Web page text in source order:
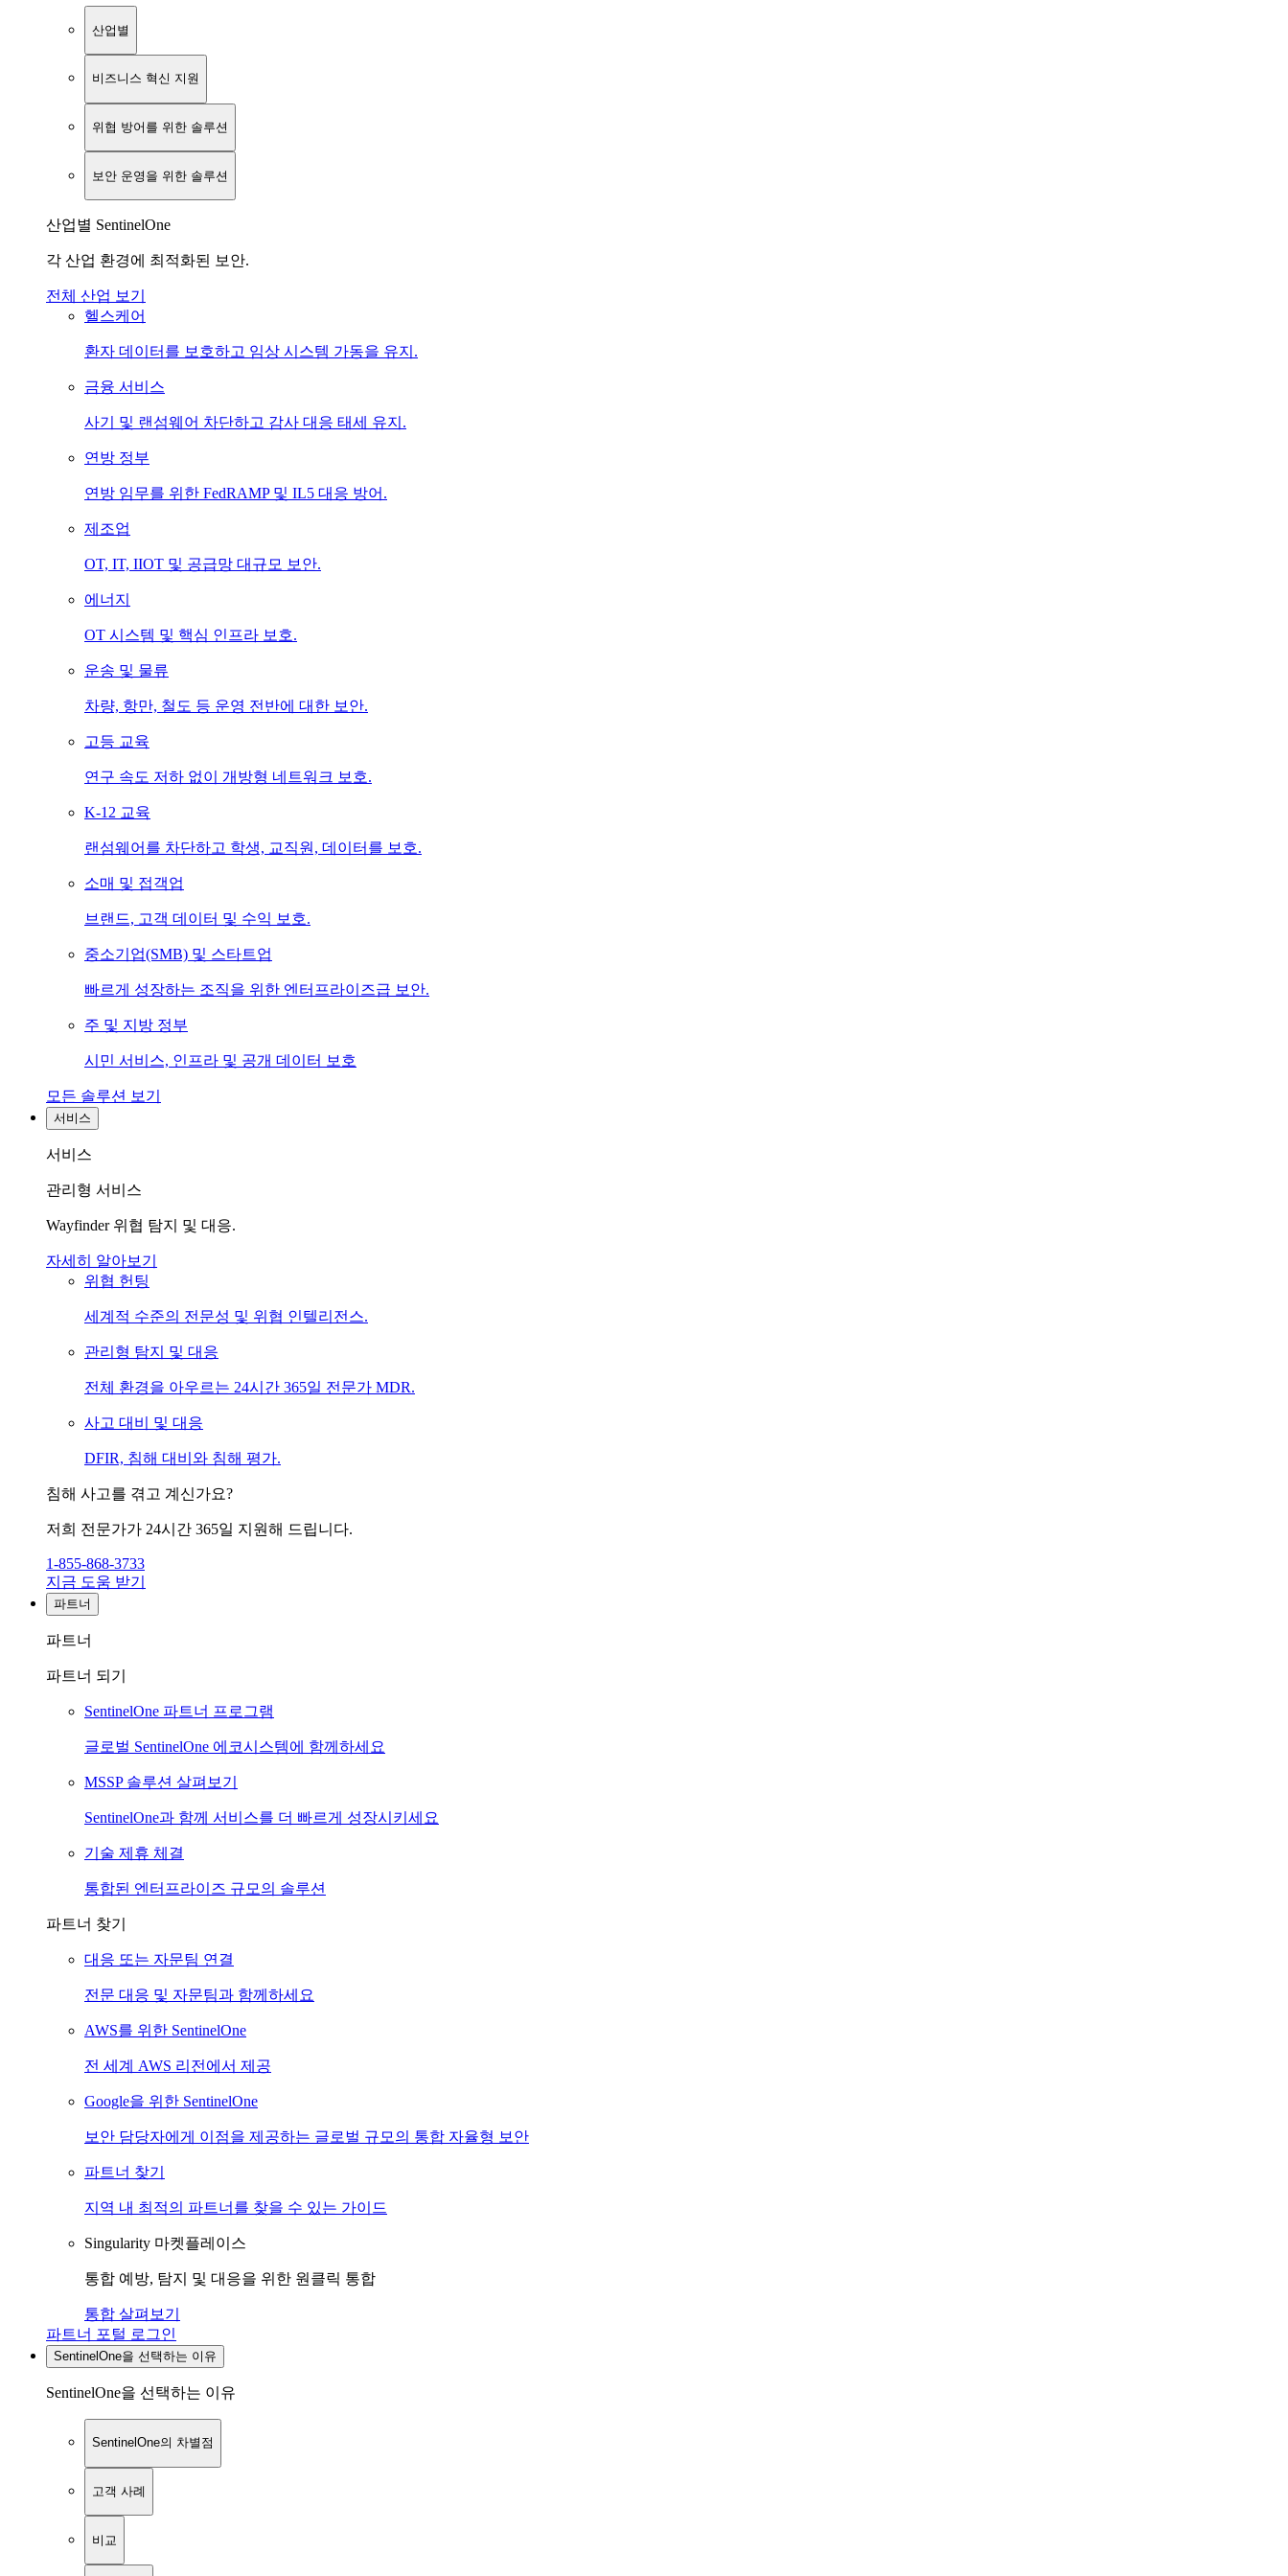
산업별
비즈니스 혁신 지원
위협 방어를 위한 솔루션
보안 운영을 위한 솔루션
산업별 SentinelOne
각 산업 환경에 최적화된 보안.
전체 산업 보기
헬스케어
환자 데이터를 보호하고 임상 시스템 가동을 유지.
금융 서비스
사기 및 랜섬웨어 차단하고 감사 대응 태세 유지.
연방 정부
연방 임무를 위한 FedRAMP 및 IL5 대응 방어.
제조업
OT, IT, IIOT 및 공급망 대규모 보안.
에너지
OT 시스템 및 핵심 인프라 보호.
운송 및 물류
차량, 항만, 철도 등 운영 전반에 대한 보안.
고등 교육
연구 속도 저하 없이 개방형 네트워크 보호.
K-12 교육
랜섬웨어를 차단하고 학생, 교직원, 데이터를 보호.
소매 및 접객업
브랜드, 고객 데이터 및 수익 보호.
중소기업(SMB) 및 스타트업
빠르게 성장하는 조직을 위한 엔터프라이즈급 보안.
주 및 지방 정부
시민 서비스, 인프라 및 공개 데이터 보호
모든 솔루션 보기
서비스
서비스
관리형 서비스
Wayfinder 위협 탐지 및 대응.
자세히 알아보기
위협 헌팅
세계적 수준의 전문성 및 위협 인텔리전스.
관리형 탐지 및 대응
전체 환경을 아우르는 24시간 365일 전문가 MDR.
사고 대비 및 대응
DFIR, 침해 대비와 침해 평가.
침해 사고를 겪고 계신가요?
저희 전문가가 24시간 365일 지원해 드립니다.
1-855-868-3733
지금 도움 받기
파트너
파트너
파트너 되기
SentinelOne 파트너 프로그램
글로벌 SentinelOne 에코시스템에 함께하세요
MSSP 솔루션 살펴보기
SentinelOne과 함께 서비스를 더 빠르게 성장시키세요
기술 제휴 체결
통합된 엔터프라이즈 규모의 솔루션
파트너 찾기
대응 또는 자문팀 연결
전문 대응 및 자문팀과 함께하세요
AWS를 위한 SentinelOne
전 세계 AWS 리전에서 제공
Google을 위한 SentinelOne
보안 담당자에게 이점을 제공하는 글로벌 규모의 통합 자율형 보안
파트너 찾기
지역 내 최적의 파트너를 찾을 수 있는 가이드
Singularity 마켓플레이스
통합 예방, 탐지 및 대응을 위한 원클릭 통합
통합 살펴보기
파트너 포털 로그인
SentinelOne을 선택하는 이유
SentinelOne을 선택하는 이유
SentinelOne의 차별점
고객 사례
비교